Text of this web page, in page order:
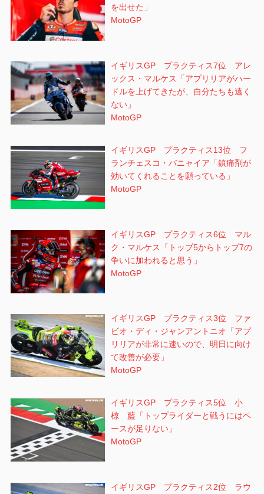
を出せた」
MotoGP
イギリスGP プラクティス7位 アレ
ックス・マルケス「アプリリアがハー
ドルを上げてきたが、自分たちも遠く
ない」
MotoGP
イギリスGP プラクティス13位 フ
ランチェスコ・バニャイア「鎮痛剤が
効いてくれることを願っている」
MotoGP
イギリスGP プラクティス6位 マル
ク・マルケス「トップ5からトップ7の
争いに加われると思う」
MotoGP
イギリスGP プラクティス3位 ファ
ビオ・ディ・ジャンアントニオ「アプ
リリアが非常に速いので、明日に向け
て改善が必要」
MotoGP
イギリスGP プラクティス5位 小
椋 藍「トップライダーと戦うにはペ
ースが足りない」
MotoGP
イギリスGP プラクティス2位 ラウ